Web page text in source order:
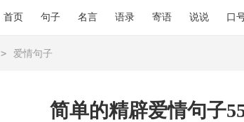
首页 句子 名言 语录 寄语 说说 口
> 爱情句子
简单的精辟爱情句子